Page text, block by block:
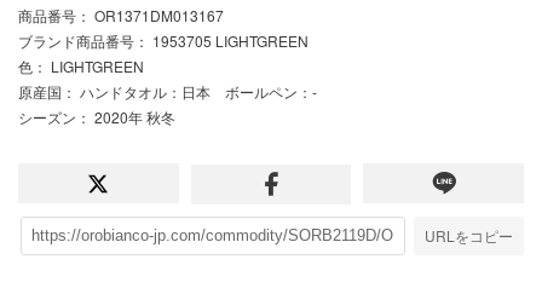
商品番号 ： OR1371DM013167
ブランド商品番号 ： 1953705 LIGHTGREEN
色 ： LIGHTGREEN
原産国 ： ハンドタオル：日本 ボールペン：-
シーズン ： 2020年 秋冬
URLをコピー